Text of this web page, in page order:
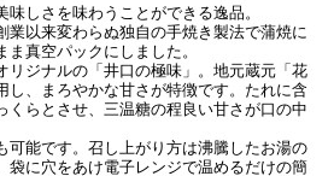
しさを味わうことができる逸品。
業以来変わらぬ独自の手焼き製法で蒲焼に
真空パックにしました。
リジナルの「井口の極味」。地元蔵元「花
し、まろやかな甘さが特徴です。たれに含
くらとさせ、三温糖の程良い甘さが口の中
可能です。召し上がり方は沸騰したお湯の
袋に穴をあけ電子レンジで温めるだけの簡